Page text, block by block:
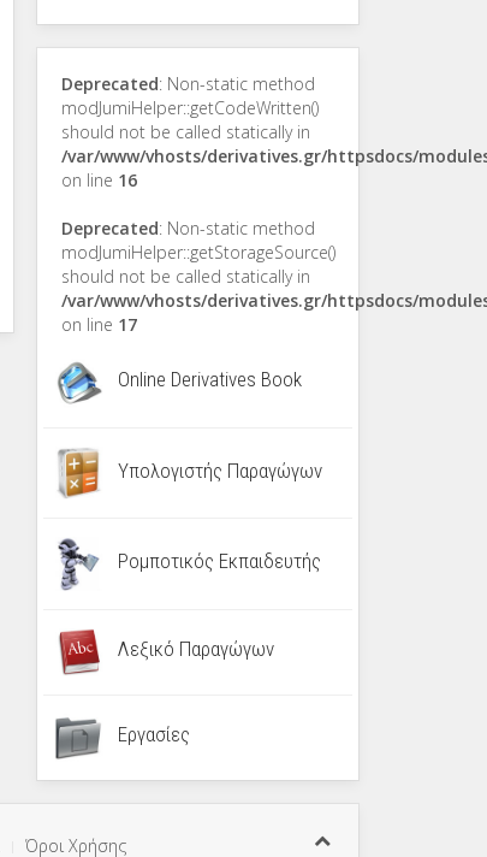
Deprecated: Non-static method
modJumiHelper::getCodeWritten()
should not be called statically in
/var/www/vhosts/derivatives.gr/httpsdocs/
on line 16
Deprecated: Non-static method
modJumiHelper::getStorageSource()
should not be called statically in
/var/www/vhosts/derivatives.gr/httpsdocs/
on line 17
Online Derivatives Book
Υπολογιστής Παραγώγων
Ρομποτικός Εκπαιδευτής
Λεξικό Παραγώγων
Εργασίες
Όροι Χρήσης